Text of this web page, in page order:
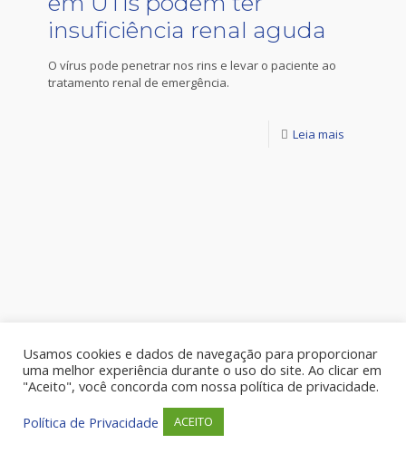
insuficiência renal aguda
O vírus pode penetrar nos rins e levar o paciente ao
tratamento renal de emergência.
Leia mais
Usamos cookies e dados de navegação para proporcionar
uma melhor experiência durante o uso do site. Ao clicar em
"Aceito", você concorda com nossa política de privacidade.
Política de Privacidade
ACEITO